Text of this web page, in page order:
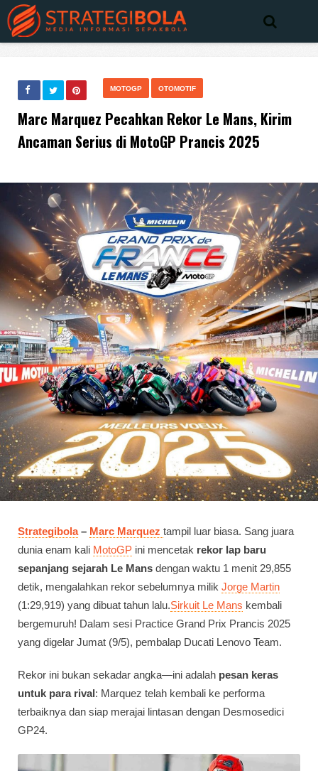
MOTOGP OTOMOTIF
Marc Marquez Pecahkan Rekor Le Mans, Kirim
Ancaman Serius di MotoGP Prancis 2025
Strategibola– Marc Marquez tampil luar biasa. Sang juara
dunia enam kali MotoGP ini mencetak rekor lap baru
sepanjang sejarah Le Mans dengan waktu 1 menit 29,855
detik, mengalahkan rekor sebelumnya milik Jorge Martin
(1:29,919) yang dibuat tahun lalu.Sirkuit Le Mans kembali
bergemuruh! Dalam sesi Practice Grand Prix Prancis 2025
yang digelar Jumat (9/5), pembalap Ducati Lenovo Team.
Rekor ini bukan sekadar angka—ini adalah pesan keras
untuk para rival: Marquez telah kembali ke performa
terbaiknya dan siap merajai lintasan dengan Desmosedici
GP24.